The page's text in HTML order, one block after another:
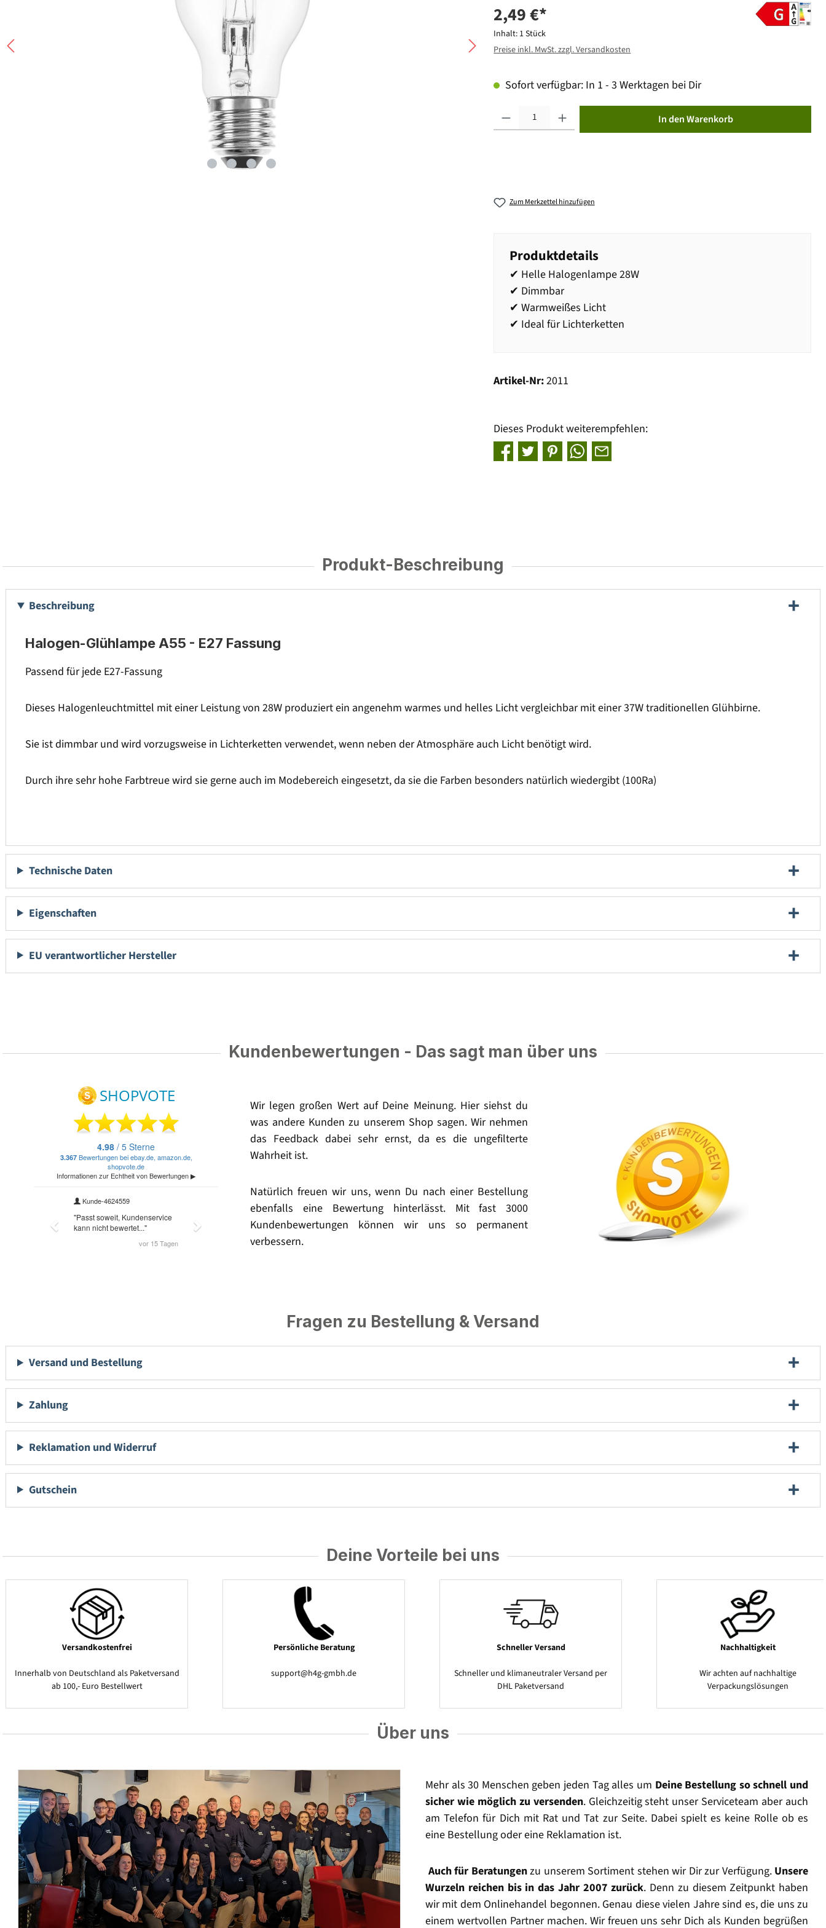
2,49 €*
Inhalt: 1 Stück
Preise inkl. MwSt. zzgl. Versandkosten
Sofort verfügbar: In 1 - 3 Werktagen bei Dir
In den Warenkorb
Zum Merkzettel hinzufügen
Produktdetails
✔ Helle Halogenlampe 28W
✔ Dimmbar
✔ Warmweißes Licht
✔ Ideal für Lichterketten
Artikel-Nr:2011
Dieses Produkt weiterempfehlen:
Produkt-Beschreibung
Beschreibung
Halogen-Glühlampe A55 - E27 Fassung
Passend für jede E27-Fassung
Dieses Halogenleuchtmittel mit einer Leistung von 28W produziert ein angenehm warmes und helles Licht vergleichbar mit einer 37W traditionellen Glühbirne.
Sie ist dimmbar und wird vorzugsweise in Lichterketten verwendet, wenn neben der Atmosphäre auch Licht benötigt wird.
Durch ihre sehr hohe Farbtreue wird sie gerne auch im Modebereich eingesetzt, da sie die Farben besonders natürlich wiedergibt (100Ra)
Technische Daten
Eigenschaften
EU verantwortlicher Hersteller
Kundenbewertungen - Das sagt man über uns
Wir legen großen Wert auf Deine Meinung. Hier siehst du
was andere Kunden zu unserem Shop sagen. Wir nehmen
das Feedback dabei sehr ernst, da es die ungefilterte
Wahrheit ist.
Natürlich freuen wir uns, wenn Du nach einer Bestellung
ebenfalls eine Bewertung hinterlässt. Mit fast 3000
Kundenbewertungen können wir uns so permanent
verbessern.
Fragen zu Bestellung & Versand
Versand und Bestellung
Zahlung
Reklamation und Widerruf
Gutschein
Deine Vorteile bei uns
Versandkostenfrei
Innerhalb von Deutschland als Paketversand
ab 100,- Euro Bestellwert
Persönliche Beratung
support@h4g-gmbh.de
Schneller Versand
Schneller und klimaneutraler Versand per
DHL Paketversand
Nachhaltigkeit
Wir achten auf nachhaltige
Verpackungslösungen
Über uns
Mehr als 30 Menschen geben jeden Tag alles um Deine Bestellung so schnell und
sicher wie möglich zu versenden. Gleichzeitig steht unser Serviceteam aber auch
am Telefon für Dich mit Rat und Tat zur Seite. Dabei spielt es keine Rolle ob es
eine Bestellung oder eine Reklamation ist.
Auch für Beratungenzu unserem Sortiment stehen wir Dir zur Verfügung. Unsere
Wurzeln reichen bis in das Jahr 2007 zurück. Denn zu diesem Zeitpunkt haben
wir mit dem Onlinehandel begonnen. Genau diese vielen Jahre sind es, die uns zu
einem wertvollen Partner machen. Wir freuen uns sehr Dich als Kunden begrüßen